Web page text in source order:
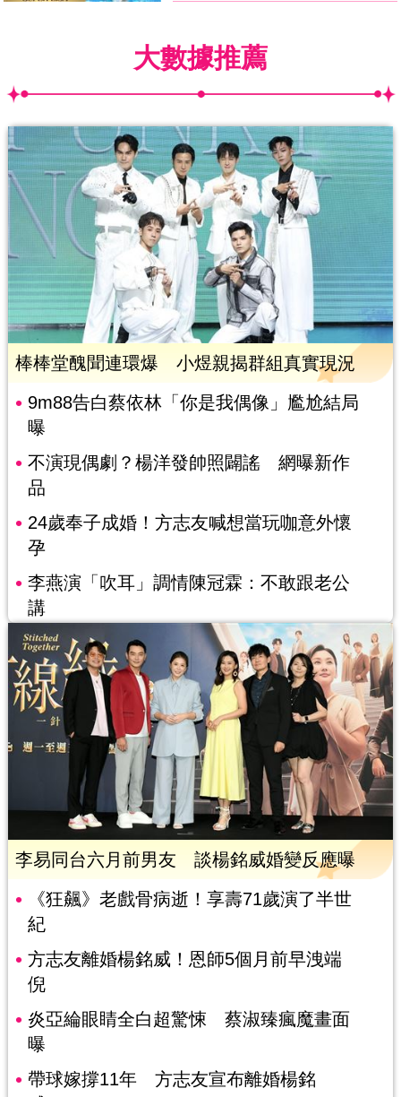
大數據推薦
棒棒堂醜聞連環爆 小煜親揭群組真實現況
9m88告白蔡依林「你是我偶像」尷尬結局
曝
不演現偶劇？楊洋發帥照闢謠 網曝新作
品
24歲奉子成婚！方志友喊想當玩咖意外懷
孕
李燕演「吹耳」調情陳冠霖：不敢跟老公
講
李易同台六月前男友 談楊銘威婚變反應曝
《狂飆》老戲骨病逝！享壽71歲演了半世
紀
方志友離婚楊銘威！恩師5個月前早洩端
倪
炎亞綸眼睛全白超驚悚 蔡淑臻瘋魔畫面
曝
帶球嫁撐11年 方志友宣布離婚楊銘